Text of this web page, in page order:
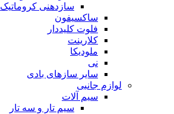
سازدهنی کروماتیک
ساکسیفون
فلوت کلیددار
کلارینت
ملودیکا
نی
سایر سازهای بادی
لوازم جانبی
سیم آلات
سیم تار و سه تار